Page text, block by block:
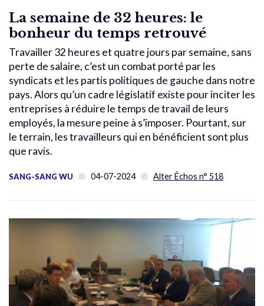
La semaine de 32 heures: le
bonheur du temps retrouvé
Travailler 32 heures et quatre jours par semaine, sans
perte de salaire, c’est un combat porté par les
syndicats et les partis politiques de gauche dans notre
pays. Alors qu’un cadre législatif existe pour inciter les
entreprises à réduire le temps de travail de leurs
employés, la mesure peine à s’imposer. Pourtant, sur
le terrain, les travailleurs qui en bénéficient sont plus
que ravis.
SANG-SANG WU 04-07-2024 Alter Échos n° 518